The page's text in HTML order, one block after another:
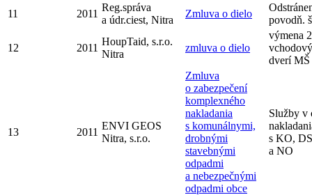
11
2011
Reg.správa
a údr.ciest, Nitra
Zmluva o dielo
povodň.
12 2011
HoupTaid, s.r.o.
Nitra
zmluva o dielo
výmena
dverí MŠ
13 2011
ENVI GEOS
Nitra, s.r.o.
Zmluva
o zabezpečení
komplexného
nakladania
s komunálnymi,
drobnými
stavebnými
odpadmi
a nebezpečnými
odpadmi obce
Služby v
s KO,
a NO